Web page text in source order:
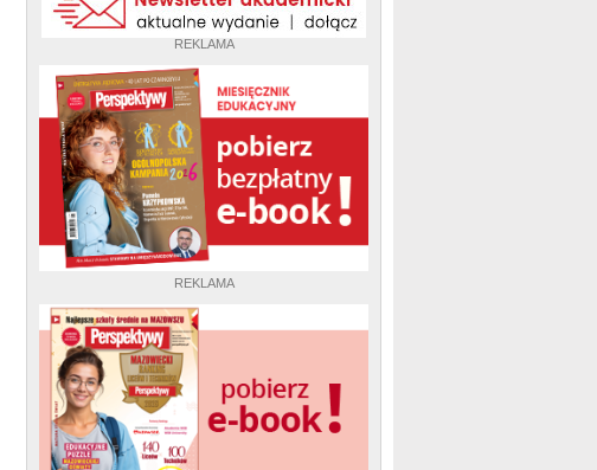
REKLAMA
REKLAMA